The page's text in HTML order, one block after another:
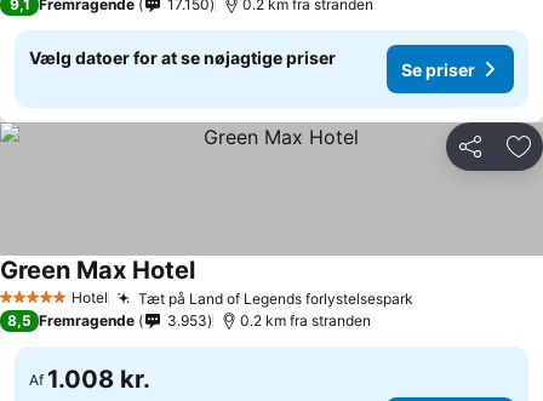
9,1 Fremragende 17.150 0.2 km fra stranden
Vælg datoer for at se nøjagtige priser
Se priser
Del
5 Stjerner Hotel Tæt på Land of Legends forlystelsespark
Green Max Hotel
8,5 Fremragende 3.953 0.2 km fra stranden
Af 1.008 kr.